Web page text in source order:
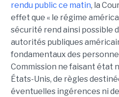
rendu public ce matin, la
effet que « le régime
sécurité rend ainsi possible
autorités publiques
fondamentaux des
Commission ne faisant état
États-Unis, de règles
éventuelles ingérences ni de